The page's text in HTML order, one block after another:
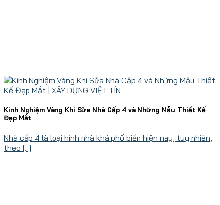
Kinh Nghiệm Vàng Khi Sửa Nhà Cấp 4 và Những Mẫu Thiết Kế
Đẹp Mắt
Nhà cấp 4 là loại hình nhà khá phổ biến hiện nay, tuy nhiên,
theo [...]